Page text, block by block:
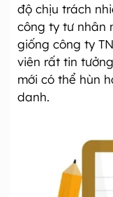
độ chịu trách
công ty tư nhân
giống công ty
viên rất tin
mới có thể hùn
danh.